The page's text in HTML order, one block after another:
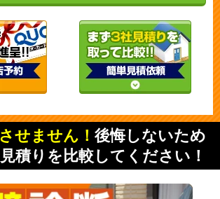
せません！ 後悔しないため
積りを比較してください！